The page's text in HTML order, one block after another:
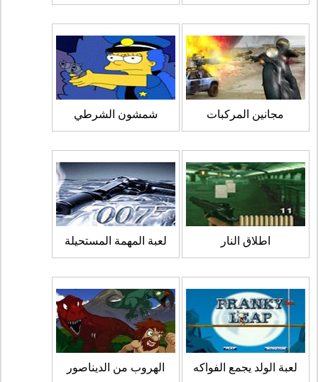
مجانين المركبات شمشون الشرطي
اطلاق النار لعبة المهمة المستحيلة
لعبة الولد يجمع الفواكه الهروب من الديناصور